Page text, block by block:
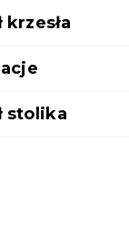
stolika